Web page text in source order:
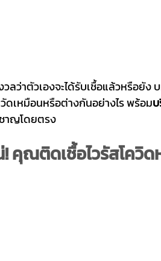
ลว่าตัวเองจะได้รับเชื้อแล้วหรือยัง
วัดเหมือนหรือต่างกันอย่างไร พร้อม
าญโดยตรง
! คุณติดเชื้อไวรัสโควิด